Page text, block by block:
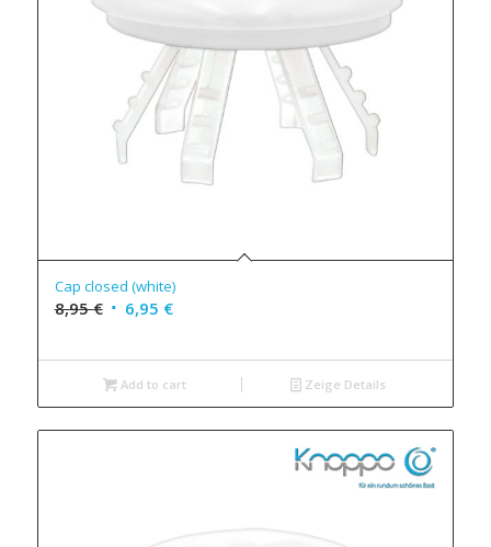
Cap closed (white)
8,95€ 6,95 €
Add to cart Zeige Details